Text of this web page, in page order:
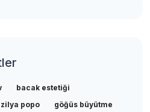
bacak estetiği
popo
göğüs büyütme